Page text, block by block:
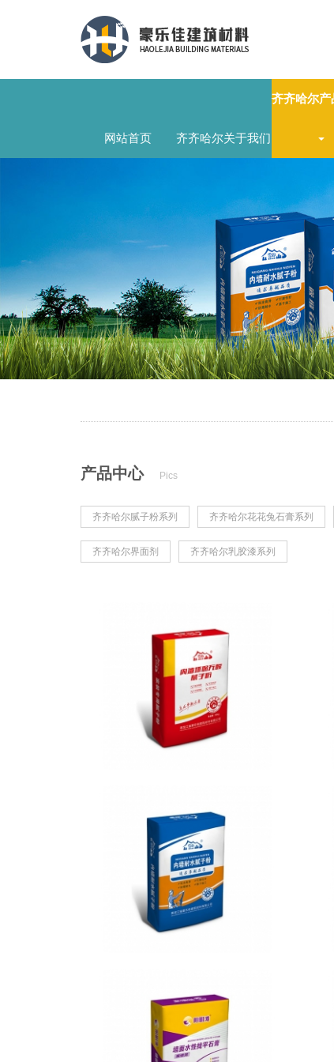
网站首页 齐齐哈尔关于我们
齐齐哈尔产
产品中心 Pics
齐齐哈尔腻子粉系列 齐齐哈尔花花兔石膏系列
齐齐哈尔界面剂 齐齐哈尔乳胶漆系列